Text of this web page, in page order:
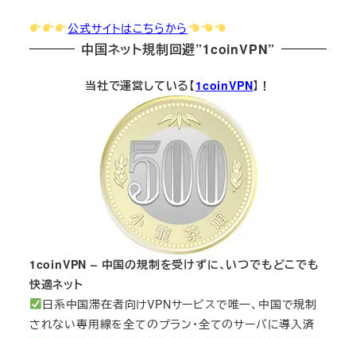
公式サイトはこちらから
中国ネット規制回避”1coinVPN”
当社で運営している【1coinVPN】！
1coinVPN – 中国の規制を受けずに、いつでもどこでも
快適ネット
日系中国滞在者向けVPNサービスで唯一、中国で規制
されない専用線を全てのプラン・全てのサーバに導入済